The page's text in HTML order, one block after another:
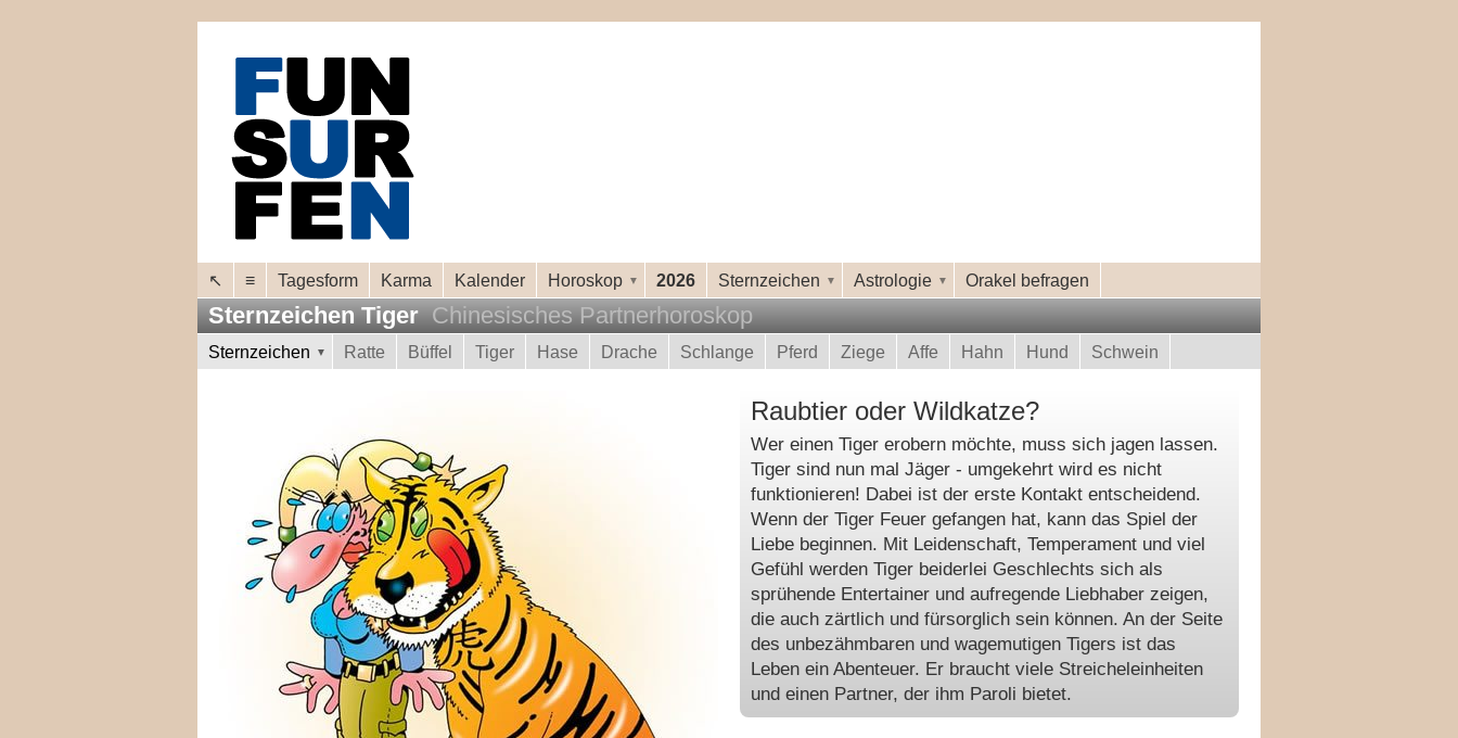
↖ ≡ Tagesform Karma Kalender Horoskop 2026 Sternzeichen Astrologie Orakel befragen
Sternzeichen Tiger Chinesisches Partnerhoroskop
Sternzeichen Ratte Büffel Tiger Hase Drache Schlange Pferd Ziege Affe Hahn Hund Schwein
Raubtier oder Wildkatze?
Wer einen Tiger erobern möchte, muss sich jagen lassen.
Tiger sind nun mal Jäger - umgekehrt wird es nicht
funktionieren! Dabei ist der erste Kontakt entscheidend.
Wenn der Tiger Feuer gefangen hat, kann das Spiel der
Liebe beginnen. Mit Leidenschaft, Temperament und viel
Gefühl werden Tiger beiderlei Geschlechts sich als
sprühende Entertainer und aufregende Liebhaber zeigen,
die auch zärtlich und fürsorglich sein können. An der Seite
des unbezähmbaren und wagemutigen Tigers ist das
Leben ein Abenteuer. Er braucht viele Streicheleinheiten
und einen Partner, der ihm Paroli bietet.